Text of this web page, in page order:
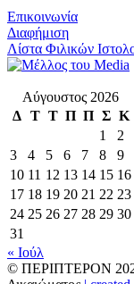
Επικοινωνία
Διαφήμιση
Λίστα Φιλικών
Αύγουστος 2026
Δ Τ Τ Π Π Σ Κ
1
2
3
4 5 6 7 8
9
10 11 12 13 14 15 16
17 18 19 20 21 22 23
24 25 26 27 28 29 30
31
« Ιούλ
© ΠΕΡΙΠΤΕΡΟΝ